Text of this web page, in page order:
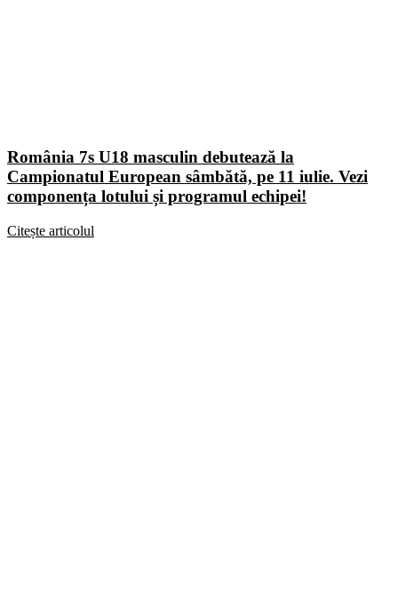
România 7s U18 masculin debutează la
Campionatul European sâmbătă, pe 11 iulie. Vezi
componența lotului și programul echipei!
Citește articolul